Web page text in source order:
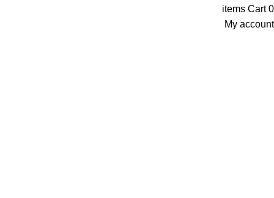
0
items Cart
My account